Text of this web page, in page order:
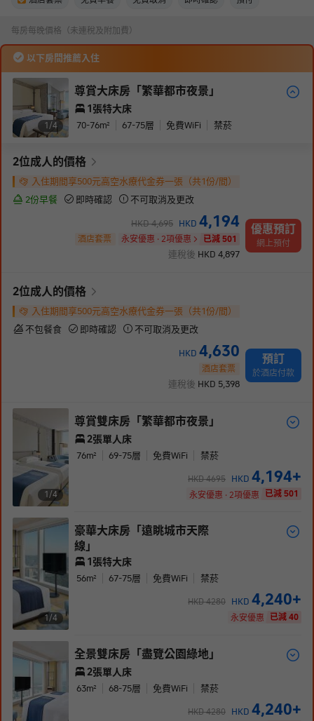
每房每晚價格（未連稅及附加費）
以下房間推薦入住
1/4
尊賞大床房「繁華都市夜景」
1張特大床
70-76m² 67-75層 免費WiFi 禁菸
2位成人 的價格
入住期間享500元高空水療代金券一張（共1份/間）
2份早餐
即時確認 不可取消及更改
HKD4,695 HKD 4,194
永安優惠 · 2項優惠 已減 501
酒店套票
連稅後 HKD 4,897
優惠預訂
網上預付
2位成人 的價格
入住期間享500元高空水療代金券一張（共1份/間）
不包餐食
即時確認 不可取消及更改
HKD 4,630
酒店套票
連稅後 HKD 5,398
預訂
於酒店付款
1/4
尊賞雙床房「繁華都市夜景」
2張單人床
76m² 69-75層 免費WiFi 禁菸
HKD4695 HKD 4,194+
永安優惠 · 2項優惠 已減 501
1/4
豪華大床房「遠眺城市天際
線」
1張特大床
56m² 67-75層 免費WiFi 禁菸
HKD4280 HKD 4,240+
永安優惠 已減 40
全景雙床房「盡覽公園綠地」
2張單人床
63m² 68-75層 免費WiFi 禁菸
HKD4280 HKD 4,240+